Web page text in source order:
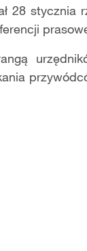
28 stycznia